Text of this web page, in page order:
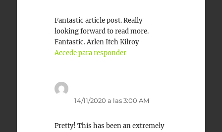
Fantastic article post. Really
looking forward to read more.
Fantastic. Arlen Itch Kilroy
Accede para responder
14/11/2020 a las 3:00 AM
Pretty! This has been an extremely